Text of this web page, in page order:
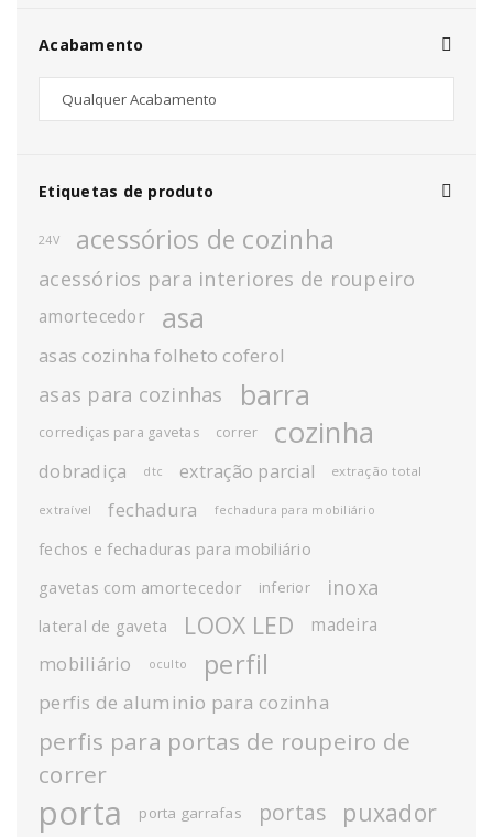
Acabamento
Etiquetas de produto
24V acessórios de cozinha
acessórios para interiores de roupeiro
amortecedor asa
asas cozinha folheto coferol
asas para cozinhas barra
corrediças para gavetas correr cozinha
dobradiça dtc extração parcial extração total
extraível fechadura fechadura para mobiliário
fechos e fechaduras para mobiliário
gavetas com amortecedor
inferior inoxa
lateral de gaveta LOOX LED madeira
mobiliário oculto perfil
perfis de aluminio para cozinha
perfis para portas de roupeiro de
correr
porta porta garrafas portas puxador